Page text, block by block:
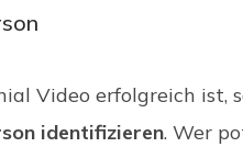
Video erfolgreich ist,
identifizieren. Wer